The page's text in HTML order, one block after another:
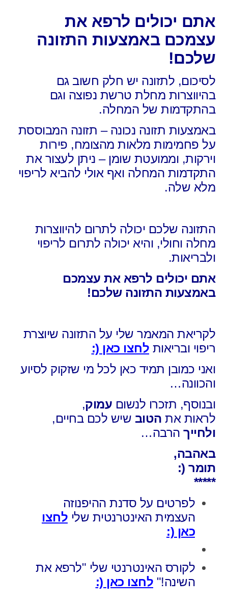
אתם יכולים לרפא את
עצמכם באמצעות התזונה
שלכם!
לסיכום, לתזונה יש חלק חשוב גם
בהיווצרות מחלת טרשת נפוצה וגם
בהתקדמות של המחלה.
באמצעות תזונה נכונה – תזונה המבוססת
על פחמימות מלאות מהצומח, פירות
וירקות, וממועטת שומן – ניתן לעצור את
התקדמות המחלה ואף אולי להביא לריפוי
מלא שלה.
התזונה שלכם יכולה לתרום להיווצרות
מחלה וחולי, והיא יכולה לתרום לריפוי
ולבריאות.
אתם יכולים לרפא את עצמכם
באמצעות התזונה שלכם!
לקריאת המאמר שלי על התזונה שיוצרת
ריפוי ובריאות לחצו כאן (:
ואני כמובן תמיד כאן לכל מי שזקוק לסיוע
והכוונה…
ובנוסף, תזכרו לנשום עמוק,
לראות את הטוב שיש לכם בחיים,
ולחייך הרבה…
באהבה,
תומר (:
*****
לפרטים על סדנת ההיפנוזה
העצמית האינטרנטית שלי לחצו
כאן (:
לקורס האינטרנטי שלי "לרפא את
השינה!" לחצו כאן (: